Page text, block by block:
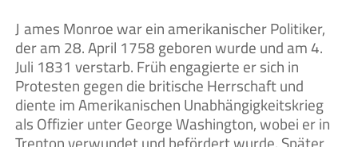
James Monroe war ein amerikanischer Politiker,
der am 28. April 1758 geboren wurde und am 4.
Juli 1831 verstarb. Früh engagierte er sich in
Protesten gegen die britische Herrschaft und
diente im Amerikanischen Unabhängigkeitskrieg
als Offizier unter George Washington, wobei er in